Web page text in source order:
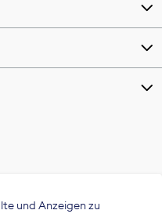
und Anzeigen zu